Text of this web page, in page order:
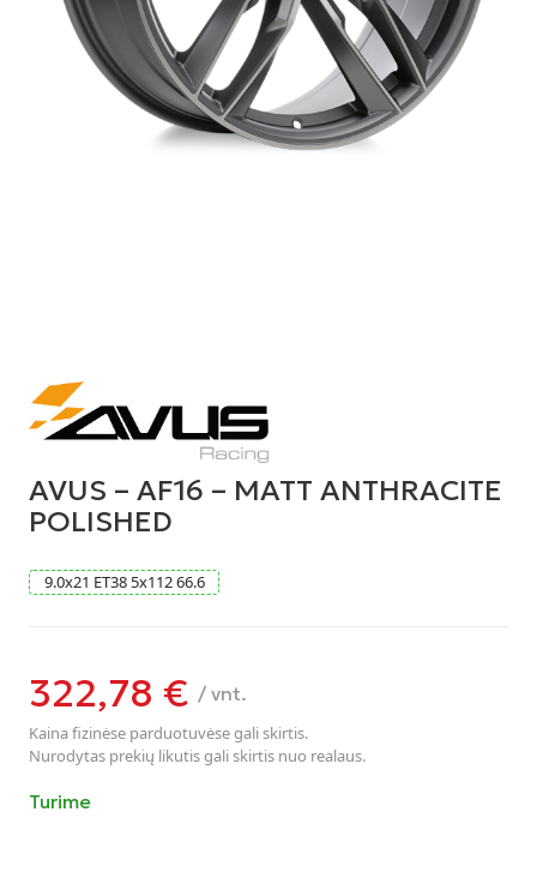
AVUS – AF16 – MATT ANTHRACITE
POLISHED
9.0x21 ET38 5x11266.6
322,78 € / vnt.
Kaina fizinėse parduotuvėse gali skirtis.
Nurodytas prekių likutis gali skirtis nuo realaus.
Turime